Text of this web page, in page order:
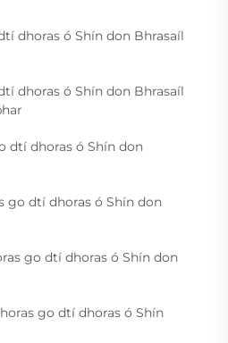
dhoras ó Shín don Bhrasaíl
dhoras ó Shín don Bhrasaíl
dtí dhoras ó Shín don
go dtí dhoras ó Shín don
go dtí dhoras ó Shín don
go dtí dhoras ó Shín